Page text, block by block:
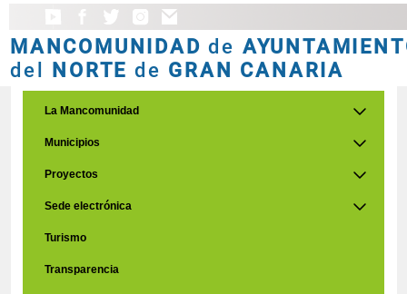
MANCOMUNIDAD de
del NORTE de GRAN CANARIA
La Mancomunidad
Municipios
Proyectos
Sede electrónica
Turismo
Transparencia